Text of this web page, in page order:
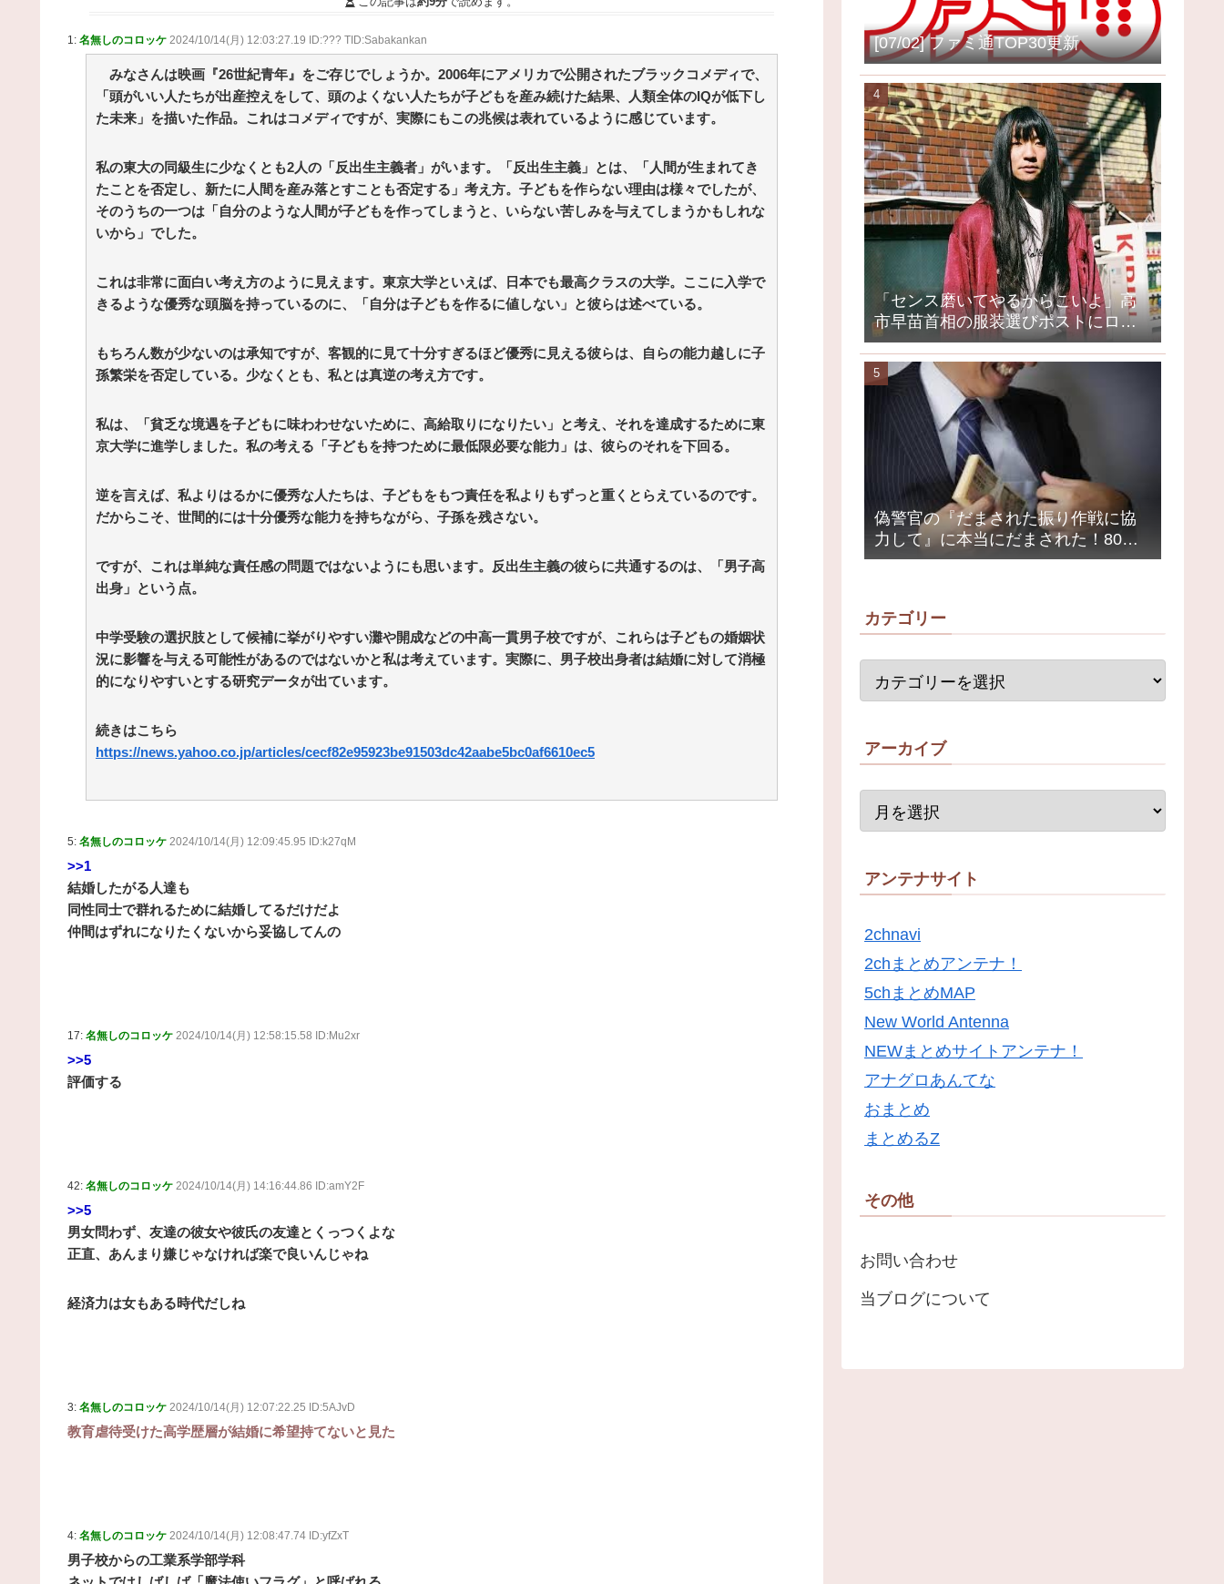
1: 名無しのコロッケ 2024/10/14(月) 12:03:27.19 ID:??? TID:Sabakankan
みなさんは映画『26世紀青年』をご存じでしょうか。2006年にアメリカで公開されたブラックコメディで、
「頭がいい人たちが出産控えをして、頭のよくない人たちが子どもを産み続けた結果、人類全体のIQが低下し
た未来」を描いた作品。これはコメディですが、実際にもこの兆候は表れているように感じています。
私の東大の同級生に少なくとも2人の「反出生主義者」がいます。「反出生主義」とは、「人間が生まれてき
たことを否定し、新たに人間を産み落とすことも否定する」考え方。子どもを作らない理由は様々でしたが、
そのうちの一つは「自分のような人間が子どもを作ってしまうと、いらない苦しみを与えてしまうかもしれな
いから」でした。
これは非常に面白い考え方のように見えます。東京大学といえば、日本でも最高クラスの大学。ここに入学で
きるような優秀な頭脳を持っているのに、「自分は子どもを作るに値しない」と彼らは述べている。
もちろん数が少ないのは承知ですが、客観的に見て十分すぎるほど優秀に見える彼らは、自らの能力越しに子
孫繁栄を否定している。少なくとも、私とは真逆の考え方です。
私は、「貧乏な境遇を子どもに味わわせないために、高給取りになりたい」と考え、それを達成するために東
京大学に進学しました。私の考える「子どもを持つために最低限必要な能力」は、彼らのそれを下回る。
逆を言えば、私よりはるかに優秀な人たちは、子どもをもつ責任を私よりもずっと重くとらえているのです。
だからこそ、世間的には十分優秀な能力を持ちながら、子孫を残さない。
ですが、これは単純な責任感の問題ではないようにも思います。反出生主義の彼らに共通するのは、「男子高
出身」という点。
中学受験の選択肢として候補に挙がりやすい灘や開成などの中高一貫男子校ですが、これらは子どもの婚姻状
況に影響を与える可能性があるのではないかと私は考えています。実際に、男子校出身者は結婚に対して消極
的になりやすいとする研究データが出ています。
続きはこちら
https://news.yahoo.co.jp/articles/cecf82e95923be91503dc42aabe5bc0af6610ec5
5: 名無しのコロッケ 2024/10/14(月) 12:09:45.95 ID:k27qM
>>1
結婚したがる人達も
同性同士で群れるために結婚してるだけだよ
仲間はずれになりたくないから妥協してんの
17: 名無しのコロッケ 2024/10/14(月) 12:58:15.58 ID:Mu2xr
>>5
評価する
42: 名無しのコロッケ 2024/10/14(月) 14:16:44.86 ID:amY2F
>>5
男女問わず、友達の彼女や彼氏の友達とくっつくよな
正直、あんまり嫌じゃなければ楽で良いんじゃね
経済力は女もある時代だしね
3: 名無しのコロッケ 2024/10/14(月) 12:07:22.25 ID:5AJvD
教育虐待受けた高学歴層が結婚に希望持てないと見た
4: 名無しのコロッケ 2024/10/14(月) 12:08:47.74 ID:yfZxT
男子校からの工業系学部学科
[07/02] ファミ通TOP30更新
「センス磨いてやるからこいよ」高
市早苗首相の服装選びポストにロッ
クミュージシャンが激怒、ネット大
荒れ
偽警官の『だまされた振り作戦に協
力して』に本当にだまされた！80代
女性1200万円被害
カテゴリー
アーカイブ
アンテナサイト
2chnavi
2chまとめアンテナ！
5chまとめMAP
New World Antenna
NEWまとめサイトアンテナ！
アナグロあんてな
おまとめ
まとめるZ
その他
お問い合わせ
当ブログについて